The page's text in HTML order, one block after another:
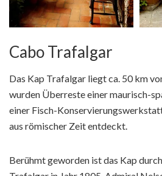
Cabo Trafalgar
Das Kap Trafalgar liegt ca. 50 km
wurden Überreste einer maurisch-
einer Fisch-
aus römischer Zeit entdeckt.
Berühmt geworden ist das Kap